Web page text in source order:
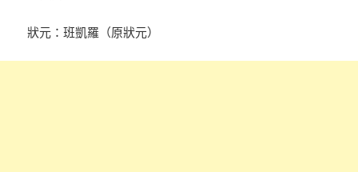
狀元：班凱羅（原狀元）